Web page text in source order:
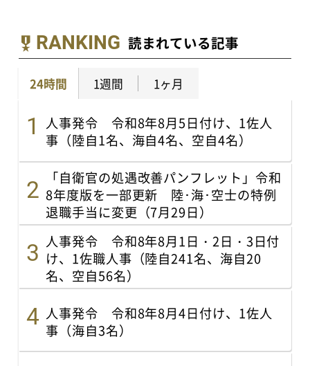
RANKING 読まれている記事
24時間 1週間 1ヶ月
人事発令 令和8年8月5日付け、1佐人
事（陸自1名、海自4名、空自4名）
「自衛官の処遇改善パンフレット」令和
8年度版を一部更新 陸･海･空士の特例
退職手当に変更（7月29日）
人事発令 令和8年8月1日・2日・3日付
け、1佐職人事（陸自241名、海自20
名、空自56名）
人事発令 令和8年8月4日付け、1佐人
事（海自3名）